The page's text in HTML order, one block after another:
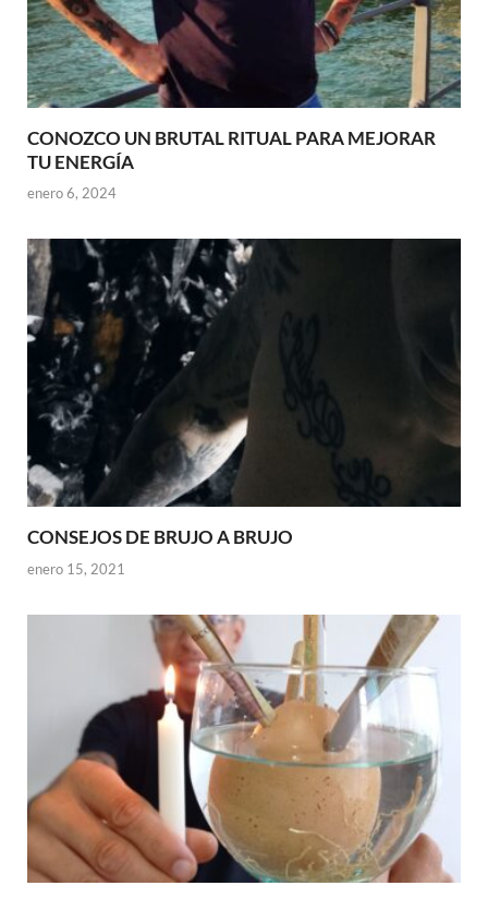
CONOZCO UN BRUTAL RITUAL PARA MEJORAR
TU ENERGÍA
enero 6, 2024
CONSEJOS DE BRUJO A BRUJO
enero 15, 2021